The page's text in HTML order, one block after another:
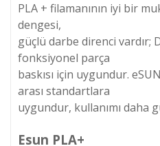
PLA + filamanının iyi bir
dengesi,
güçlü darbe direnci vardır;
fonksiyonel parça
baskısı için uygundur.
arası standartlara
uygundur, kullanımı daha
Esun PLA+